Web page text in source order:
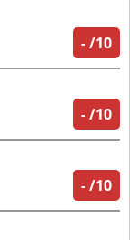
-/10
-/10
-/10